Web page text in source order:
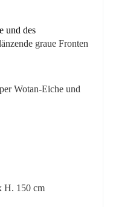
und des
graue Fronten
Wotan-Eiche und
H. 150 cm